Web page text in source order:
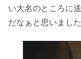
い大名のところに
だなぁと思いました